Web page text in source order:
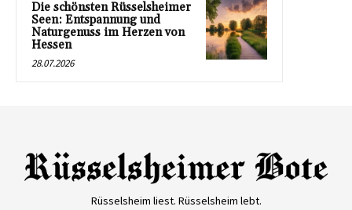
Die schönsten Rüsselsheimer
Seen: Entspannung und
Naturgenuss im Herzen von
Hessen
28.07.2026
Rüsselsheim liest. Rüsselsheim lebt.